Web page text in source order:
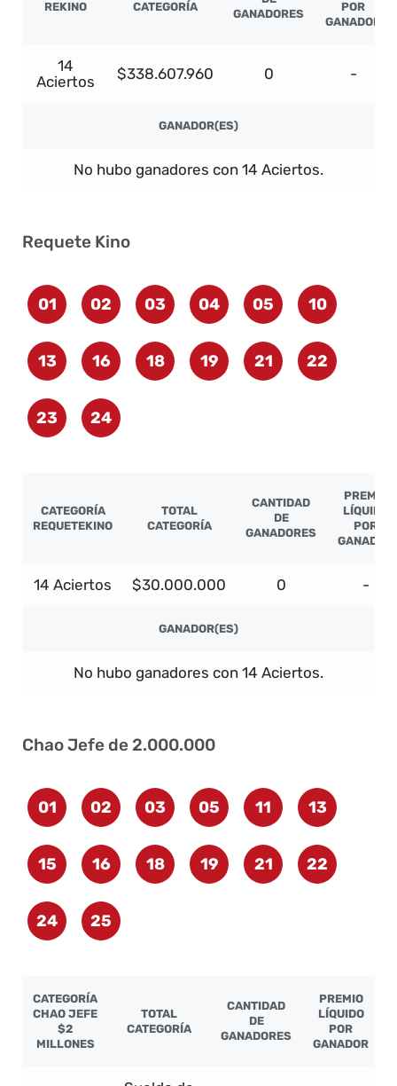
REKINO CATEGORÍA
GANADORES
POR
GANADOR
14
Aciertos
$338.607.960 0 -
GANADOR(ES)
No hubo ganadores con 14 Aciertos.
Requete Kino
01 02 03 04 05 10
13 16 18 19 21 22
23 24
CATEGORÍA
REQUETEKINO
TOTAL
CATEGORÍA
CANTIDAD
DE
GANADORES
PREMIO
LÍQUIDO
POR
GANADOR
14 Aciertos $30.000.000 0 -
GANADOR(ES)
No hubo ganadores con 14 Aciertos.
Chao Jefe de 2.000.000
01 02 03 05 11 13
15 16 18 19 21 22
24 25
CATEGORÍA
CHAO JEFE
$2
MILLONES
TOTAL
CATEGORÍA
CANTIDAD
DE
GANADORES
PREMIO
LÍQUIDO
POR
GANADOR